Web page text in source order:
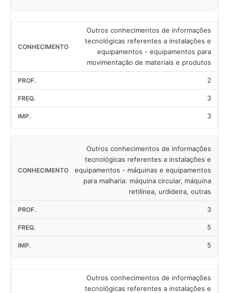
Outros conhecimentos de informações
tecnológicas referentes a instalações e
equipamentos - equipamentos para
movimentação de materiais e produtos
2
3
3
Outros conhecimentos de informações
tecnológicas referentes a instalações e
equipamentos - máquinas e equipamentos
para malharia: máquina circular, máquina
retilínea, urdideira, outras
3
5
5
Outros conhecimentos de informações
tecnológicas referentes a instalações e